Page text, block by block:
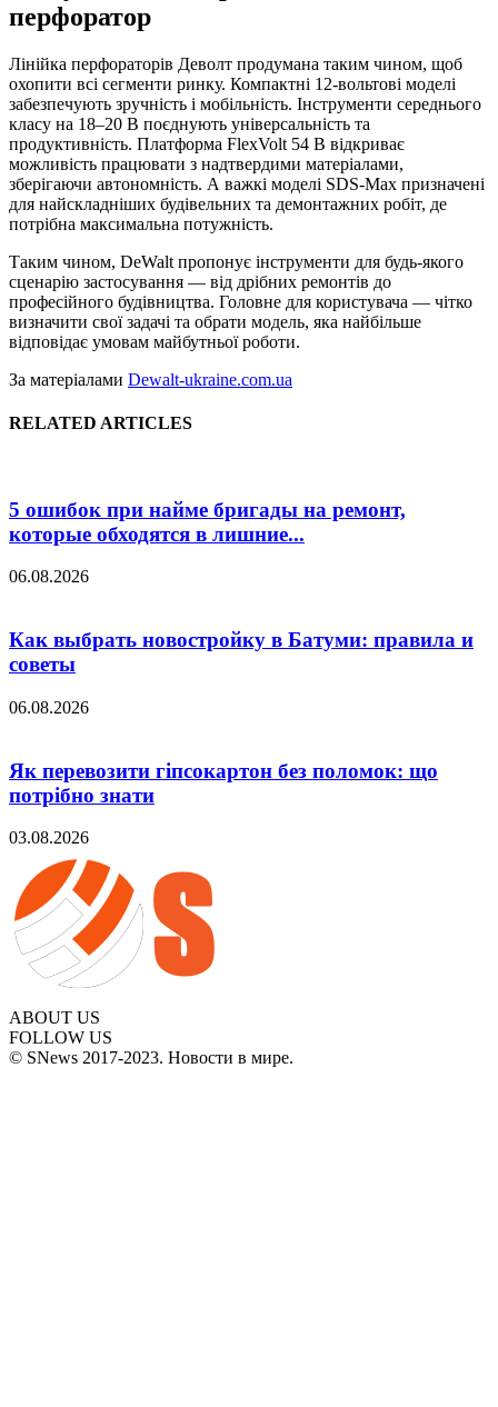
перфоратор
Лінійка перфораторів Деволт продумана таким чином, щоб
охопити всі сегменти ринку. Компактні 12-вольтові моделі
забезпечують зручність і мобільність. Інструменти середнього
класу на 18–20 В поєднують універсальність та
продуктивність. Платформа FlexVolt 54 В відкриває
можливість працювати з надтвердими матеріалами,
зберігаючи автономність. А важкі моделі SDS-Max призначені
для найскладніших будівельних та демонтажних робіт, де
потрібна максимальна потужність.
Таким чином, DeWalt пропонує інструменти для будь-якого
сценарію застосування — від дрібних ремонтів до
професійного будівництва. Головне для користувача — чітко
визначити свої задачі та обрати модель, яка найбільше
відповідає умовам майбутньої роботи.
За матеріалами Dewalt-ukraine.com.ua
RELATED ARTICLES
5 ошибок при найме бригады на ремонт,
которые обходятся в лишние...
06.08.2026
Как выбрать новостройку в Батуми: правила и
советы
06.08.2026
Як перевозити гіпсокартон без поломок: що
потрібно знати
03.08.2026
ABOUT US
FOLLOW US
© SNews 2017-2023. Новости в мире.